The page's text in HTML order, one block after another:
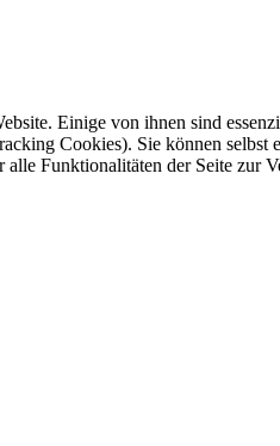
Einige von ihnen sind
Cookies). Sie können selbst
Funktionalitäten der Seite zur